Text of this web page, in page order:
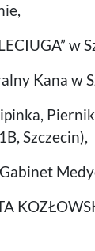
w
Kana w
Szczecin),